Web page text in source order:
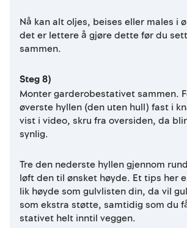
Nå kan alt oljes, beises eller males i
det er lettere å gjøre dette før du
sammen.
Steg 8)
Monter garderobestativet sammen.
øverste hyllen (den uten hull) fast i
vist i video, skru fra oversiden, da
synlig.
Tre den nederste hyllen gjennom
løft den til ønsket høyde. Et tips her
lik høyde som gulvlisten din, da vil
som ekstra støtte, samtidig som du
stativet helt inntil veggen.